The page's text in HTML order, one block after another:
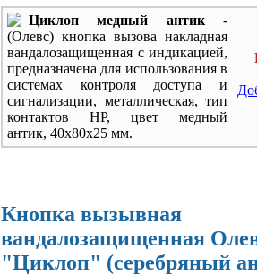
Циклоп медный антик -
(Олевс) кнопка вызова накладная
вандалозащищенная c индикацией,
предназначена для использования в
системах контроля доступа и
сигнализации, металлическая, тип
контактов НР, цвет медный
антик, 40х80х25 мм.
Кнопка вызывная
вандалозащищенная
"Циклоп" (серебряный